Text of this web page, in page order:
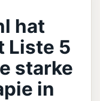
hat
Liste 5
starke
in